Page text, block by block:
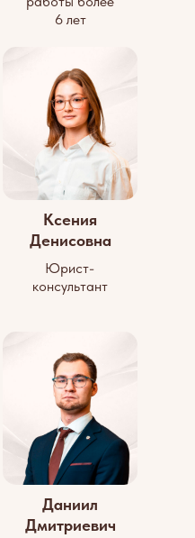
6 лет
Ксения
Денисовна
Юрист-
консультант
Даниил
Дмитриевич